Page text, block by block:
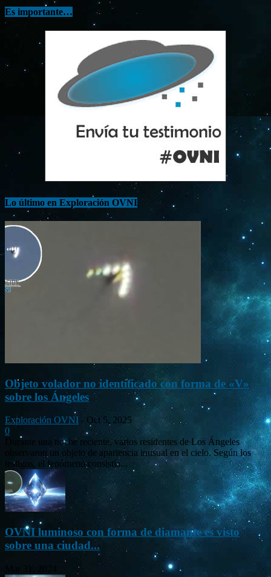
Es importante…
Lo último en Exploración OVNI
Objeto volador no identificado con forma de «V»
sobre los Ángeles
Exploración OVNI - Oct 5, 2025
0
Durante una noche reciente, varios residentes de Los Ángeles
observaron un objeto de apariencia inusual en el cielo. Según los
testigos, el fenómeno consistía...
OVNI luminoso con forma de diamante es visto
sobre una ciudad...
Mar 31, 2024